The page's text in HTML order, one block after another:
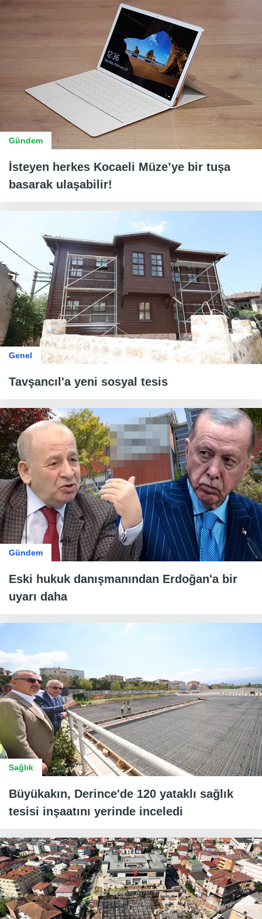
Gündem
İsteyen herkes Kocaeli Müze’ye bir tuşa
basarak ulaşabilir!
Genel
Tavşancıl'a yeni sosyal tesis
Gündem
Eski hukuk danışmanından Erdoğan'a bir
uyarı daha
Sağlık
Büyükakın, Derince'de 120 yataklı sağlık
tesisi inşaatını yerinde inceledi